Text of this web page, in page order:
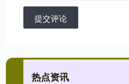
提交评论
热点资讯